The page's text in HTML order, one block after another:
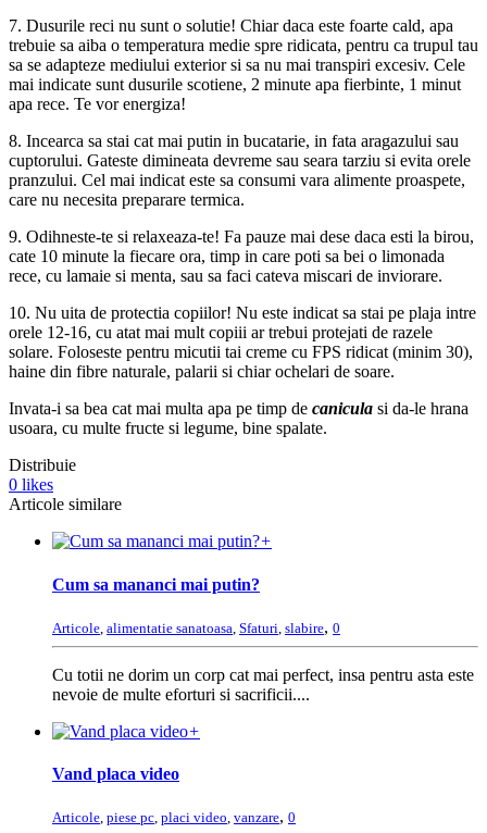
7. Dusurile reci nu sunt o solutie! Chiar daca este foarte cald, apa
trebuie sa aiba o temperatura medie spre ridicata, pentru ca trupul tau
sa se adapteze mediului exterior si sa nu mai transpiri excesiv. Cele
mai indicate sunt dusurile scotiene, 2 minute apa fierbinte, 1 minut
apa rece. Te vor energiza!
8. Incearca sa stai cat mai putin in bucatarie, in fata aragazului sau
cuptorului. Gateste dimineata devreme sau seara tarziu si evita orele
pranzului. Cel mai indicat este sa consumi vara alimente proaspete,
care nu necesita preparare termica.
9. Odihneste-te si relaxeaza-te! Fa pauze mai dese daca esti la birou,
cate 10 minute la fiecare ora, timp in care poti sa bei o limonada
rece, cu lamaie si menta, sau sa faci cateva miscari de inviorare.
10. Nu uita de protectia copiilor! Nu este indicat sa stai pe plaja intre
orele 12-16, cu atat mai mult copiii ar trebui protejati de razele
solare. Foloseste pentru micutii tai creme cu FPS ridicat (minim 30),
haine din fibre naturale, palarii si chiar ochelari de soare.
Invata-i sa bea cat mai multa apa pe timp de canicula si da-le hrana
usoara, cu multe fructe si legume, bine spalate.
Distribuie
0 likes
Articole similare
+
Cum sa mananci mai putin?
Articole alimentatie sanatoasa Sfaturi slabire, 0
Cu totii ne dorim un corp cat mai perfect, insa pentru asta este
nevoie de multe eforturi si sacrificii....
+
Vand placa video
Articole, piese pc, placi video, vanzare, 0